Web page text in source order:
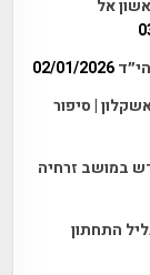
אל
02/01/2026
| סיפור
במושב זרחיה
התחתון